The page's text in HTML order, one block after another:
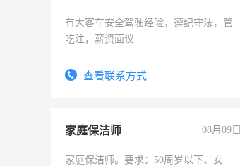
有大客车安全驾驶经验，遵纪守法，管
吃注，薪资面议
查看联系方式
家庭保洁师 08月09日
家庭保洁师。要求：50周岁以下、女